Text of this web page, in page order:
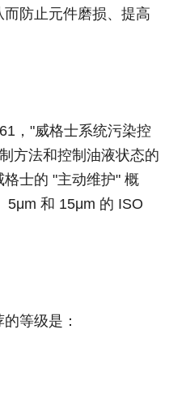
防止元件磨损、提高
，"威格士系统污染控
方法和控制油液状态的
士的 "主动维护" 概
5μm 和 15μm 的 ISO
等级是：